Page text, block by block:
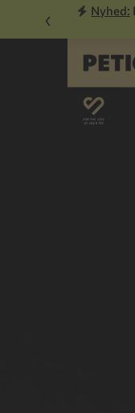
‹ Nyhed: